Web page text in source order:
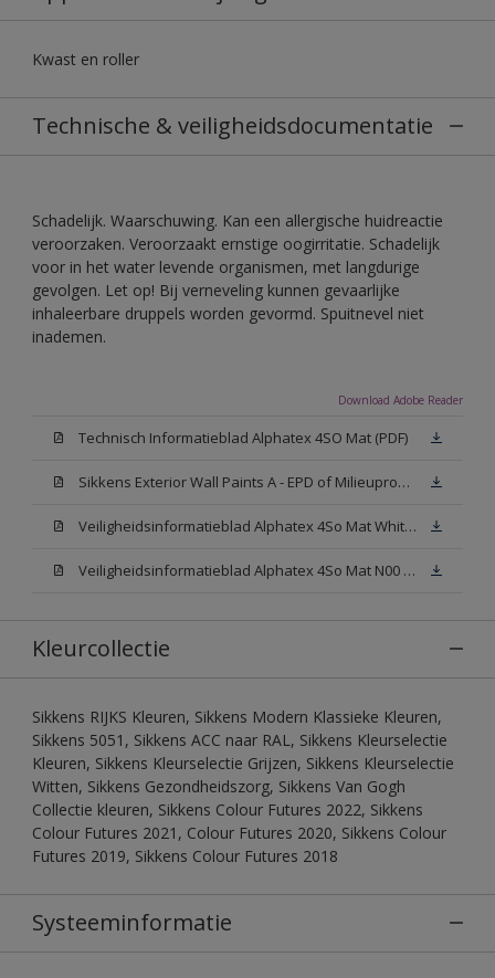
Kwast en roller
Technische & veiligheidsdocumentatie
Schadelijk. Waarschuwing. Kan een allergische huidreactie
veroorzaken. Veroorzaakt ernstige oogirritatie. Schadelijk
voor in het water levende organismen, met langdurige
gevolgen. Let op! Bij verneveling kunnen gevaarlijke
inhaleerbare druppels worden gevormd. Spuitnevel niet
inademen.
Download Adobe Reader
Technisch Informatieblad Alphatex 4SO Mat (PDF)
Sikkens Exterior Wall Paints A - EPD of Milieuproductverklaring
Veiligheidsinformatieblad Alphatex 4So Mat White W05 (MSDS)
Veiligheidsinformatieblad Alphatex 4So Mat N00 (MSDS)
Kleurcollectie
Sikkens RIJKS Kleuren, Sikkens Modern Klassieke Kleuren,
Sikkens 5051, Sikkens ACC naar RAL, Sikkens Kleurselectie
Kleuren, Sikkens Kleurselectie Grijzen, Sikkens Kleurselectie
Witten, Sikkens Gezondheidszorg, Sikkens Van Gogh
Collectie kleuren, Sikkens Colour Futures 2022, Sikkens
Colour Futures 2021, Colour Futures 2020, Sikkens Colour
Futures 2019, Sikkens Colour Futures 2018
Systeeminformatie